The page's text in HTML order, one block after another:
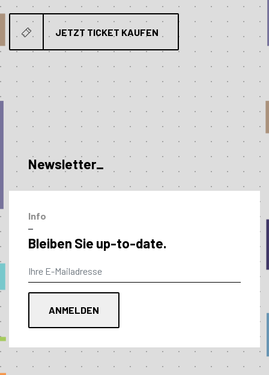
JETZT TICKET KAUFEN
Newsletter_
Info
–
Bleiben Sie up-to-date.